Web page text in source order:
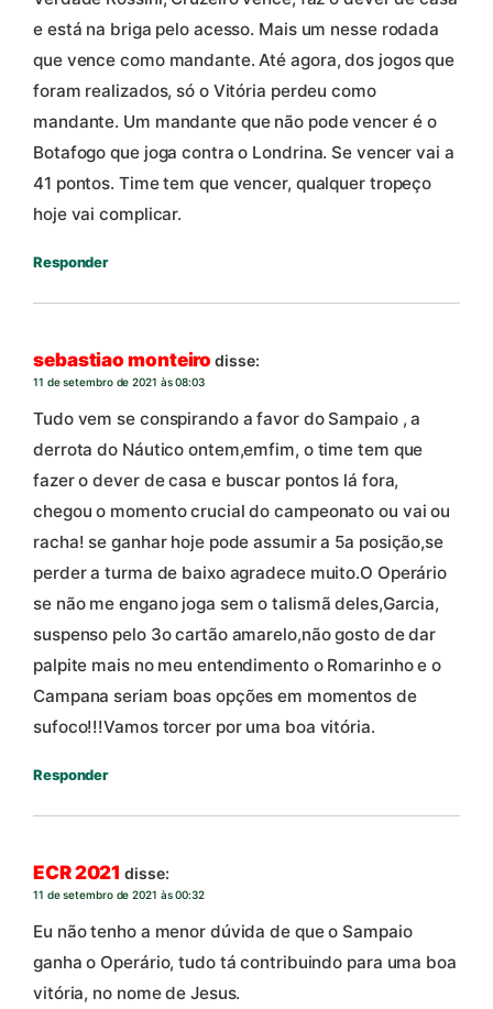
e está na briga pelo acesso. Mais um nesse rodada
que vence como mandante. Até agora, dos jogos que
foram realizados, só o Vitória perdeu como
mandante. Um mandante que não pode vencer é o
Botafogo que joga contra o Londrina. Se vencer vai a
41 pontos. Time tem que vencer, qualquer tropeço
hoje vai complicar.
Responder
sebastiao monteiro disse:
11 de setembro de 2021 às 08:03
Tudo vem se conspirando a favor do Sampaio , a
derrota do Náutico ontem,emfim, o time tem que
fazer o dever de casa e buscar pontos lá fora,
chegou o momento crucial do campeonato ou vai ou
racha! se ganhar hoje pode assumir a 5a posição,se
perder a turma de baixo agradece muito.O Operário
se não me engano joga sem o talismã deles,Garcia,
suspenso pelo 3o cartão amarelo,não gosto de dar
palpite mais no meu entendimento o Romarinho e o
Campana seriam boas opções em momentos de
sufoco!!!Vamos torcer por uma boa vitória.
Responder
ECR 2021 disse:
11 de setembro de 2021 às 00:32
Eu não tenho a menor dúvida de que o Sampaio
ganha o Operário, tudo tá contribuindo para uma boa
vitória, no nome de Jesus.